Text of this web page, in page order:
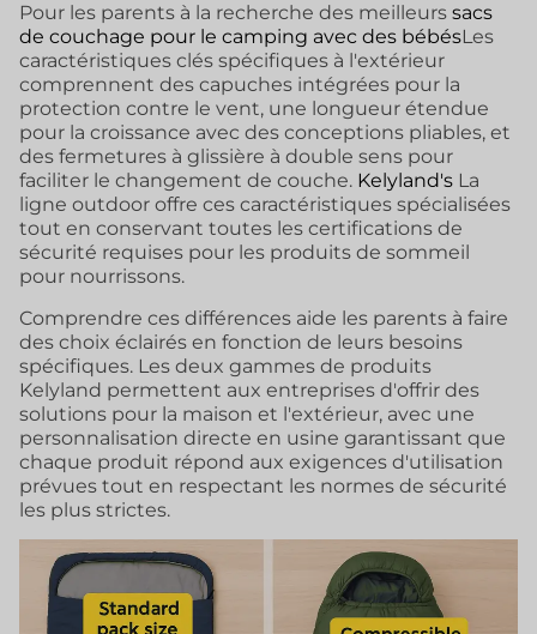
Pour les parents à la recherche des meilleurs sacs
de couchage pour le camping avec des bébésLes
caractéristiques clés spécifiques à l'extérieur
comprennent des capuches intégrées pour la
protection contre le vent, une longueur étendue
pour la croissance avec des conceptions pliables, et
des fermetures à glissière à double sens pour
faciliter le changement de couche. Kelyland's La
ligne outdoor offre ces caractéristiques spécialisées
tout en conservant toutes les certifications de
sécurité requises pour les produits de sommeil
pour nourrissons.
Comprendre ces différences aide les parents à faire
des choix éclairés en fonction de leurs besoins
spécifiques. Les deux gammes de produits
Kelyland permettent aux entreprises d'offrir des
solutions pour la maison et l'extérieur, avec une
personnalisation directe en usine garantissant que
chaque produit répond aux exigences d'utilisation
prévues tout en respectant les normes de sécurité
les plus strictes.